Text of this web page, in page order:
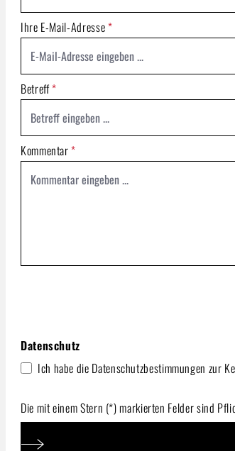
Ihre E-Mail-Adresse*
Betreff*
Kommentar*
Datenschutz
Ich habe die Datenschutzbestimmungen zur
Die mit einem Stern (*) markierten Felder sind